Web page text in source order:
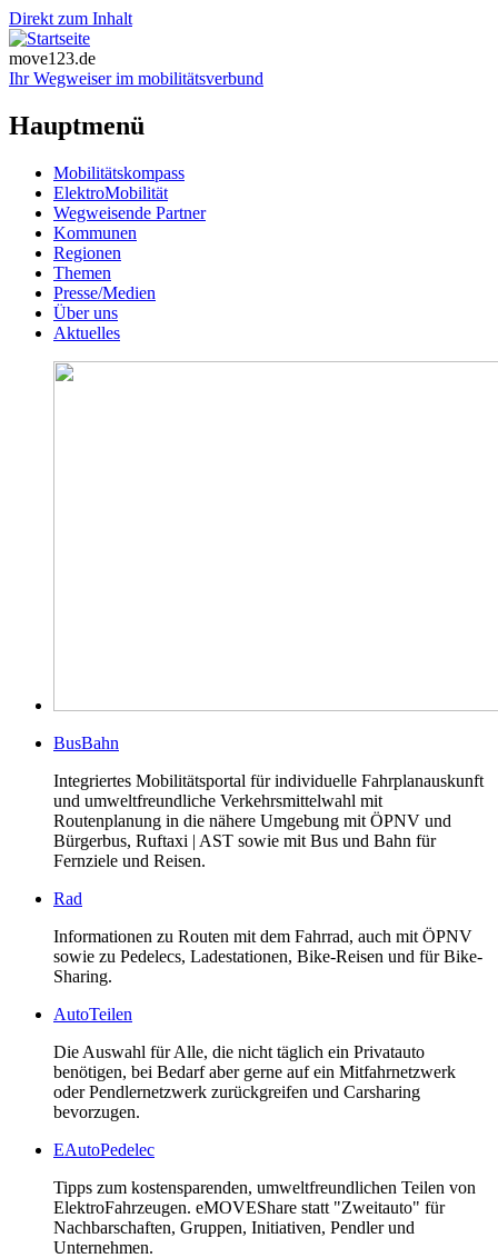
Direkt zum Inhalt
move123.de
Ihr Wegweiser im mobilitätsverbund
Hauptmenü
Mobilitätskompass
ElektroMobilität
Wegweisende Partner
Kommunen
Regionen
Themen
Presse/Medien
Über uns
Aktuelles
BusBahn
Integriertes Mobilitätsportal für individuelle Fahrplanauskunft
und umweltfreundliche Verkehrsmittelwahl mit
Routenplanung in die nähere Umgebung mit ÖPNV und
Bürgerbus, Ruftaxi | AST sowie mit Bus und Bahn für
Fernziele und Reisen.
Rad
Informationen zu Routen mit dem Fahrrad, auch mit ÖPNV
sowie zu Pedelecs, Ladestationen, Bike-Reisen und für Bike-
Sharing.
AutoTeilen
Die Auswahl für Alle, die nicht täglich ein Privatauto
benötigen, bei Bedarf aber gerne auf ein Mitfahrnetzwerk
oder Pendlernetzwerk zurückgreifen und Carsharing
bevorzugen.
EAutoPedelec
Tipps zum kostensparenden, umweltfreundlichen Teilen von
ElektroFahrzeugen. eMOVEShare statt "Zweitauto" für
Nachbarschaften, Gruppen, Initiativen, Pendler und
Unternehmen.